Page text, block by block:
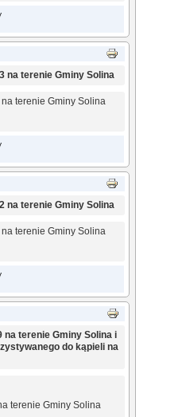
na terenie Gminy Solina
terenie Gminy Solina
na terenie Gminy Solina
terenie Gminy Solina
na terenie Gminy Solina i
do kąpieli na
terenie Gminy Solina